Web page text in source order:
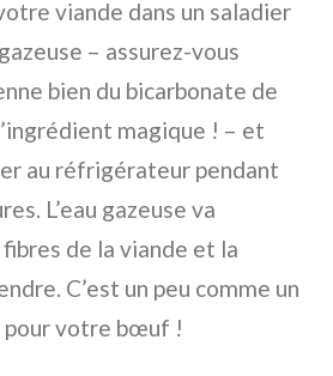
viande dans un saladier
– assurez-vous
bien du bicarbonate de
magique ! – et
au réfrigérateur pendant
L’eau gazeuse va
de la viande et la
C’est un peu comme un
pour votre bœuf !